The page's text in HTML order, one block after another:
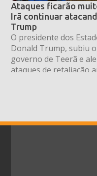
Ataques ficarão
Irã continuar
Trump
O presidente dos
Donald Trump, subiu
governo de Teerã e
ataques de retaliação
petróleo. O